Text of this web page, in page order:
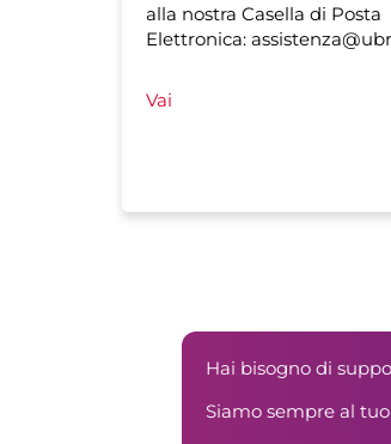
alla nostra Casella di Posta
Elettronica:
Vai
Hai bisogno di
Siamo sempre al